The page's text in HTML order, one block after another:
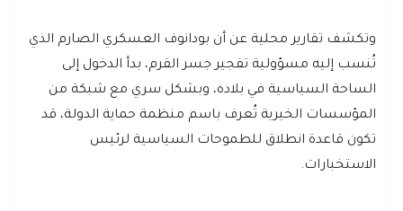
وتكشف تقارير محلية عن أن بودانوف العسكري الصارم الذي
تُنسب إليه مسؤولية تفجير جسر القرم، بدأ الدخول إلى
الساحة السياسية في بلاده، وبشكل سري مع شبكة من
المؤسسات الخيرية تُعرف باسم منظمة حماية الدولة، قد
تكون قاعدة انطلاق للطموحات السياسية لرئيس
الاستخبارات.